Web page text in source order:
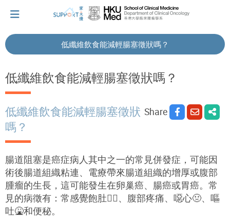
Let's walk together
Cherish every moment; love every day.
Let's take a break!
Tips and Resources
低纖維飲食能減輕腸塞徵狀嗎？
低纖維飲食能減輕腸塞徵狀嗎？
Share
低纖維飲食能減輕腸塞徵狀
嗎？
腸道阻塞是癌症病人其中之一的常見併發症，可能因
術後腸道組織粘連、電療帶來腸道組織的增厚或腹部
腫瘤的生長，這可能發生在卵巢癌、腸癌或胃癌。常
見的病徵有：常感覺飽肚😵、腹部疼痛、噁心🤢、嘔
吐🤮和便秘。